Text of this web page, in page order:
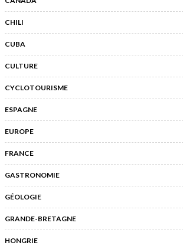
CHILI
CUBA
CULTURE
CYCLOTOURISME
ESPAGNE
EUROPE
FRANCE
GASTRONOMIE
GÉOLOGIE
GRANDE-BRETAGNE
HONGRIE